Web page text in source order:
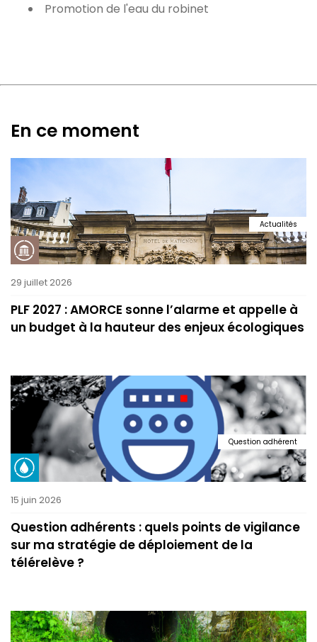
Promotion de l'eau du robinet
En ce moment
Actualités
29 juillet 2026
PLF 2027 : AMORCE sonne l’alarme et appelle à
un budget à la hauteur des enjeux écologiques
Question adhérent
15 juin 2026
Question adhérents : quels points de vigilance
sur ma stratégie de déploiement de la
télérelève ?